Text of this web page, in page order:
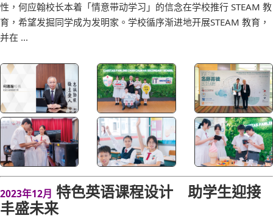
性，何应翰校长本着「情意带动学习」的信念在学校推行 STEAM 教
育，希望发掘同学成为发明家。学校循序渐进地开展STEAM 教育，
并在 ...
2023年12月 特色英语课程设计 助学生迎接
丰盛未来